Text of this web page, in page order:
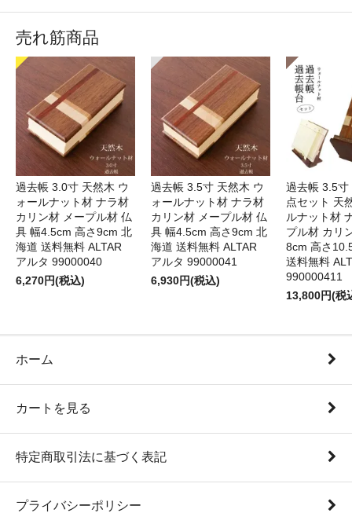
売れ筋商品
過去帳 3.0寸 天然木 ウ
ォールナット材 ナラ材
カリン材 メープル材 仏
具 幅4.5cm 高さ9cm 北
海道 送料無料 ALTAR
アルタ 99000040
6,270円(税込)
過去帳 3.5寸 天然木 ウ
ォールナット材 ナラ材
カリン材 メープル材 仏
具 幅4.5cm 高さ9cm 北
海道 送料無料 ALTAR
アルタ 99000041
6,930円(税込)
過去帳 3.5寸
点セット 天
ルナット材
プル材 カリ
8cm 高さ
送料無料
990000411
13,800円(税
ホーム
カートを見る
特定商取引法に基づく表記
プライバシーポリシー